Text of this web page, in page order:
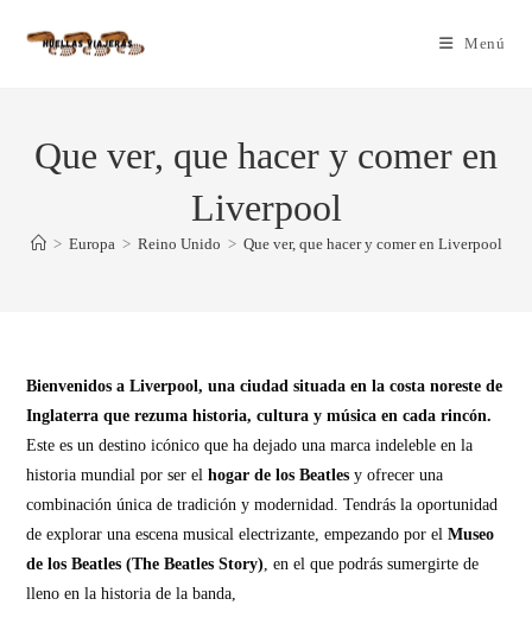
Menú
Que ver, que hacer y comer en
Liverpool
> Europa > Reino Unido > Que ver, que hacer y comer en Liverpool
Bienvenidos a Liverpool, una ciudad situada en la costa noreste de
Inglaterra que rezuma historia, cultura y música en cada rincón.
Este es un destino icónico que ha dejado una marca indeleble en la
historia mundial por ser el hogar de los Beatles y ofrecer una
combinación única de tradición y modernidad. Tendrás la oportunidad
de explorar una escena musical electrizante, empezando por elMuseo
de los Beatles (The Beatles Story), en el que podrás sumergirte de
lleno en la historia de la banda,